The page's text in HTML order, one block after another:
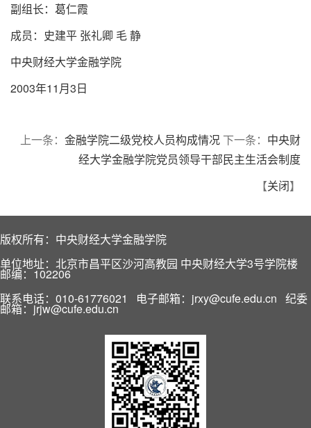
副组长：葛仁霞
成员：史建平 张礼卿 毛 静
中央财经大学金融学院
2003年11月3日
上一条： 金融学院二级党校人员构成情况 下一条： 中央财
经大学金融学院党员领导干部民主生活会制度
【关闭】
版权所有：中央财经大学金融学院
单位地址：北京市昌平区沙河高教园 中央财经大学3号学院楼
邮编：102206
联系电话：010-61776021 电子邮箱：jrxy@cufe.edu.cn 纪委
邮箱：jrjw@cufe.edu.cn